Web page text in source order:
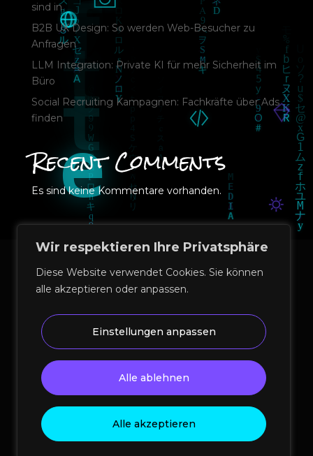
Wir respektieren Ihre Privatsphäre
Diese Website verwendet Cookies. Sie können
alle akzeptieren oder anpassen.
Einstellungen anpassen
Alle ablehnen
Alle akzeptieren
sind in
B2B UX Design: So werden Web-Besucher zu
Anfragen
LLM Integration: Private KI für mehr Sicherheit im
Büro
Social Recruiting Kampagnen: Fachkräfte über Ads
finden
Recent Comments
Es sind keine Kommentare vorhanden.
Medienagentur München – Webdesign, Corporate
Design, SEO, AEO, Performance & KI-Strategie